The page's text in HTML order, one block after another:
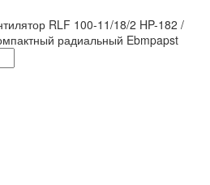
RLF 100-11/18/2 HP-182 /
радиальный Ebmpapst